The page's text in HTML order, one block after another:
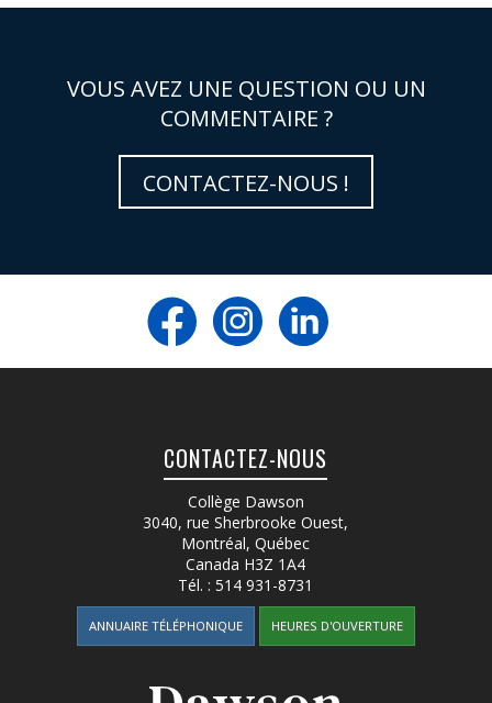
VOUS AVEZ UNE QUESTION OU UN
COMMENTAIRE ?
CONTACTEZ-NOUS !
CONTACTEZ-NOUS
Collège Dawson
3040, rue Sherbrooke Ouest,
Montréal, Québec
Canada H3Z 1A4
Tél. :514 931-8731
ANNUAIRE TÉLÉPHONIQUE HEURES D'OUVERTURE